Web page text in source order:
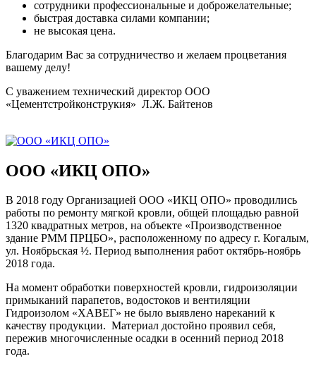
сотрудники профессиональные и доброжелательные;
быстрая доставка силами компании;
не высокая цена.
Благодарим Вас за сотрудничество и желаем процветания
вашему делу!
С уважением технический директор ООО
«Цементстройконструкия» Л.Ж. Байтенов
ООО «ИКЦ ОПО»
В 2018 году Организацией ООО «ИКЦ ОПО» проводились
работы по ремонту мягкой кровли, общей площадью равной
1320 квадратных метров, на объекте «Производственное
здание РММ ПРЦБО», расположенному по адресу г. Когалым,
ул. Ноябрьская ½. Период выполнения работ октябрь-ноябрь
2018 года.
На момент обработки поверхностей кровли, гидроизоляции
примыканий парапетов, водостоков и вентиляции
Гидроизолом «ХАВЕГ» не было выявлено нареканий к
качеству продукции. Материал достойно проявил себя,
пережив многочисленные осадки в осенний период 2018
года.